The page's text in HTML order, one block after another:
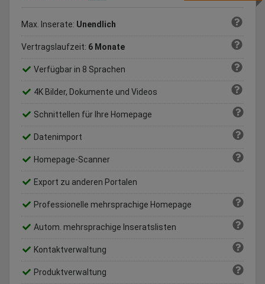
Max. Inserate: Unendlich
Vertragslaufzeit: 6 Monate
Verfügbar in 8 Sprachen
4K Bilder, Dokumente und Videos
Schnittellen für Ihre Homepage
Datenimport
Homepage-Scanner
Export zu anderen Portalen
Professionelle mehrsprachige Homepage
Autom. mehrsprachige Inseratslisten
Kontaktverwaltung
Produktverwaltung